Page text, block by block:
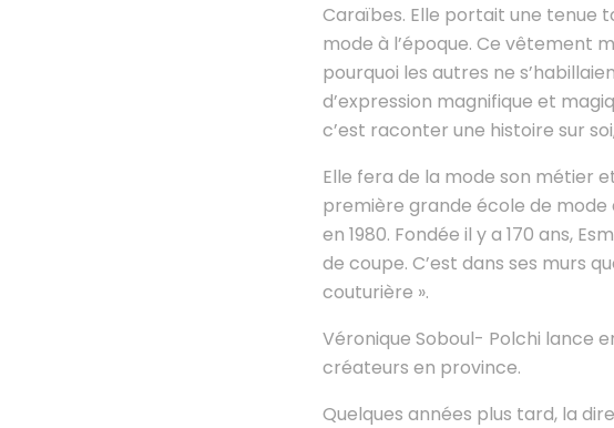
Caraïbes. Elle portait une tenue
mode à l’époque. Ce vêtement
pourquoi les autres ne
d’expression magnifique et
c’est raconter une histoire sur
Elle fera de la mode son métier
première grande école de mode
en 1980. Fondée il y a 170 ans,
de coupe. C’est dans ses murs
couturière ».
Véronique Soboul- Polchi lance
créateurs en province.
Quelques années plus tard, la